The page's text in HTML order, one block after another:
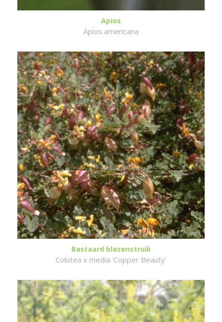
Apios
Apios americana
Bastaard blazenstruik
Colutea x media 'Copper Beauty'